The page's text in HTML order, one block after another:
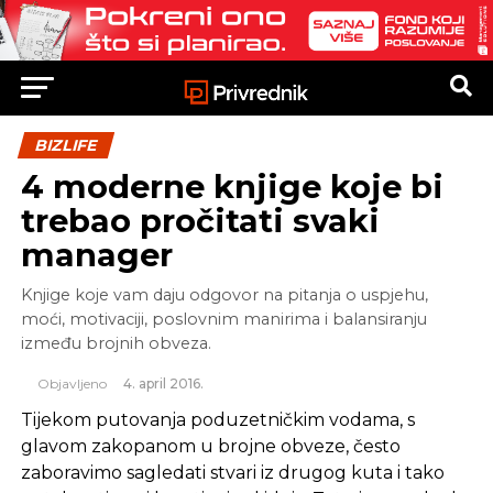
BIZLIFE
4 moderne knjige koje bi
trebao pročitati svaki
manager
Knjige koje vam daju odgovor na pitanja o uspjehu,
moći, motivaciji, poslovnim manirima i balansiranju
između brojnih obveza.
Objavljeno 4. april 2016.
Tijekom putovanja poduzetničkim vodama, s
glavom zakopanom u brojne obveze, često
zaboravimo sagledati stvari iz drugog kuta i tako